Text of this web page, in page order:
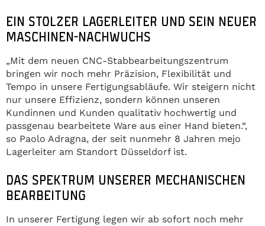
EIN STOLZER LAGERLEITER UND SEIN NEUER
MASCHINEN-NACHWUCHS
„Mit dem neuen CNC-Stabbearbeitungszentrum
bringen wir noch mehr Präzision, Flexibilität und
Tempo in unsere Fertigungsabläufe. Wir steigern nicht
nur unsere Effizienz, sondern können unseren
Kundinnen und Kunden qualitativ hochwertig und
passgenau bearbeitete Ware aus einer Hand bieten.“,
so Paolo Adragna, der seit nunmehr 8 Jahren mejo
Lagerleiter am Standort Düsseldorf ist.
DAS SPEKTRUM UNSERER MECHANISCHEN
BEARBEITUNG
In unserer Fertigung legen wir ab sofort noch mehr